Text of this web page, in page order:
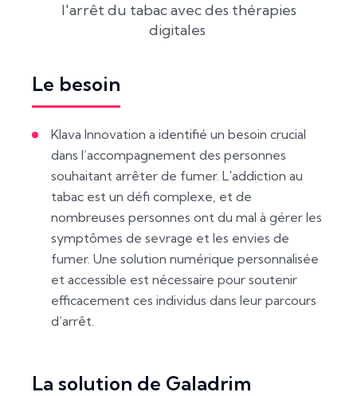
l'arrêt du tabac avec des thérapies
digitales
Le besoin
Klava Innovation a identifié un besoin crucial
dans l’accompagnement des personnes
souhaitant arrêter de fumer. L'addiction au
tabac est un défi complexe, et de
nombreuses personnes ont du mal à gérer les
symptômes de sevrage et les envies de
fumer. Une solution numérique personnalisée
et accessible est nécessaire pour soutenir
efficacement ces individus dans leur parcours
d’arrêt.
La solution de Galadrim